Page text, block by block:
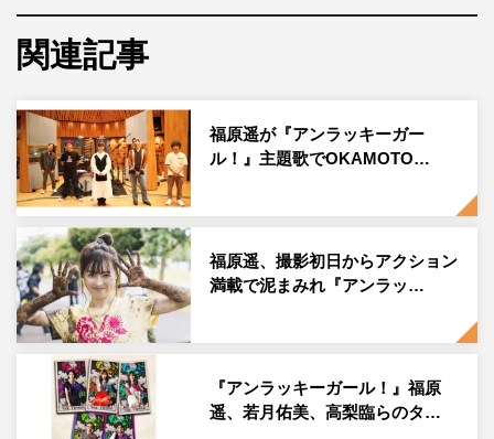
ポスタービジュアルは、毎回いろいろな占いが登場する本
作にちなみ、夜空に浮かぶ多数の星や太陽のイラストを背
景に「今日も不運。明日も大凶。」というフレーズを配
置。キュートなお団子ヘアの福原を中心に、若月、高梨が
困り顔を見せているビジュアルになっている。
さらに、3人の運命を翻弄するキーパーソン・指宿恵徳役
の生瀬勝久、朝倉香の彼氏・桜田卓海役の板垣瑞生、ドラ
マの語りを担当するバカリズムもビジュアルに登場。バカ
リズムの指先から出る赤い光線が3人を包み込んでいる。
脚本家として、魅力的な女性たち登場する作品を数多く手
掛けてきたバカリズムによる語りにも注目だ。
『アンラッキーガール！』
日本テレビ系
関連記事
福原遥が『アンラッキーガー
ル！』主題歌でOKAMOTO…
福原遥、撮影初日からアクション
満載で泥まみれ『アンラッ…
『アンラッキーガール！』福原
遥、若月佑美、高梨臨らのタ…